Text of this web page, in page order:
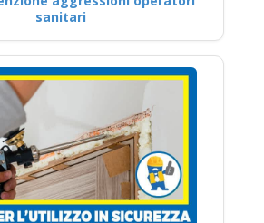
sanitari